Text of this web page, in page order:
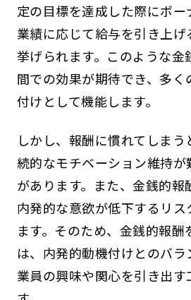
定の目標を達成した際にボー
業績に応じて給与を引き上
挙げられます。このような金
間での効果が期待でき、多く
付けとして機能します。
しかし、報酬に慣れてしま
続的なモチベーション維持
があります。また、金銭的報
内発的な意欲が低下するリス
ます。そのため、金銭的報酬
は、内発的動機付けとのバ
業員の興味や関心を引き出す